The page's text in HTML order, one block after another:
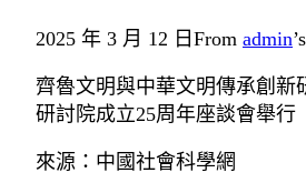
2025 年 3 月 12 日 From admin
齊魯文明與中華文明傳承創新
研討院成立25周年座談會舉行
來源：中國社會科學網